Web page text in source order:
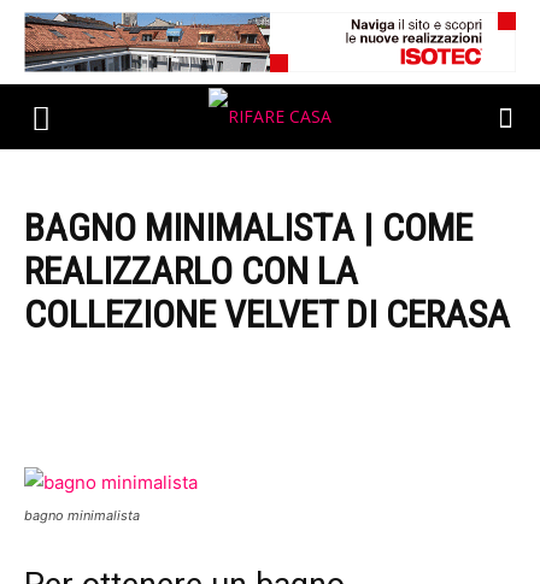
BAGNO MINIMALISTA | COME
REALIZZARLO CON LA
COLLEZIONE VELVET DI CERASA
bagno minimalista